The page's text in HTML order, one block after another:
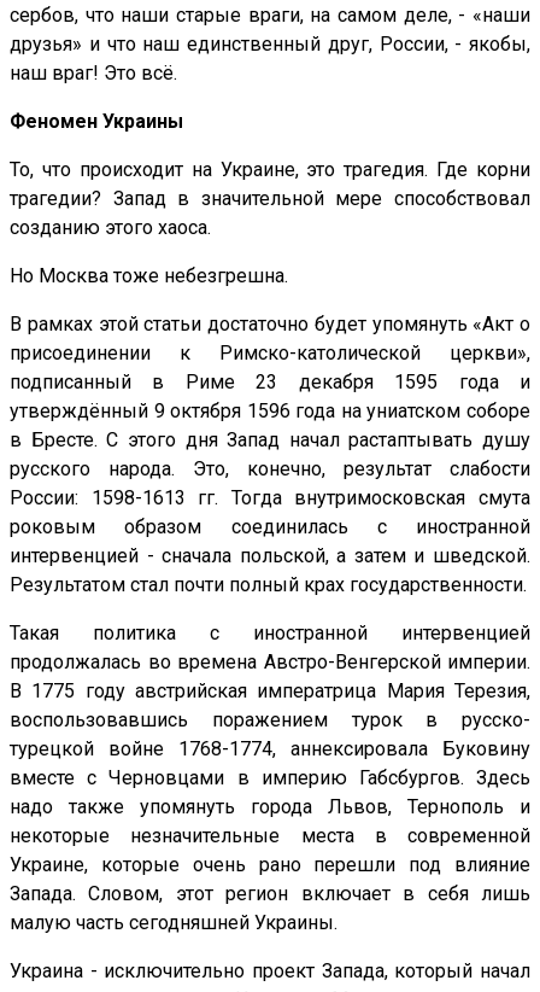
сербов, что наши старые враги, на самом деле, - «наши
друзья» и что наш единственный друг, России, - якобы,
наш враг! Это всё.
Феномен Украины
То, что происходит на Украине, это трагедия. Где корни
трагедии? Запад в значительной мере способствовал
созданию этого хаоса.
Но Москва тоже небезгрешна.
В рамках этой статьи достаточно будет упомянуть «Акт о
присоединении к Римско-католической церкви»,
подписанный в Риме 23 декабря 1595 года и
утверждённый 9 октября 1596 года на униатском соборе
в Бресте. С этого дня Запад начал растаптывать душу
русского народа. Это, конечно, результат слабости
России: 1598-1613 гг. Тогда внутримосковская смута
роковым образом соединилась с иностранной
интервенцией - сначала польской, а затем и шведской.
Результатом стал почти полный крах государственности.
Такая политика с иностранной интервенцией
продолжалась во времена Австро-Венгерской империи.
В 1775 году австрийская императрица Мария Терезия,
воспользовавшись поражением турок в русско-
турецкой войне 1768-1774, аннексировала Буковину
вместе с Черновцами в империю Габсбургов. Здесь
надо также упомянуть города Львов, Тернополь и
некоторые незначительные места в современной
Украине, которые очень рано перешли под влияние
Запада. Словом, этот регион включает в себя лишь
малую часть сегодняшней Украины.
Украина - исключительно проект Запада, который начал